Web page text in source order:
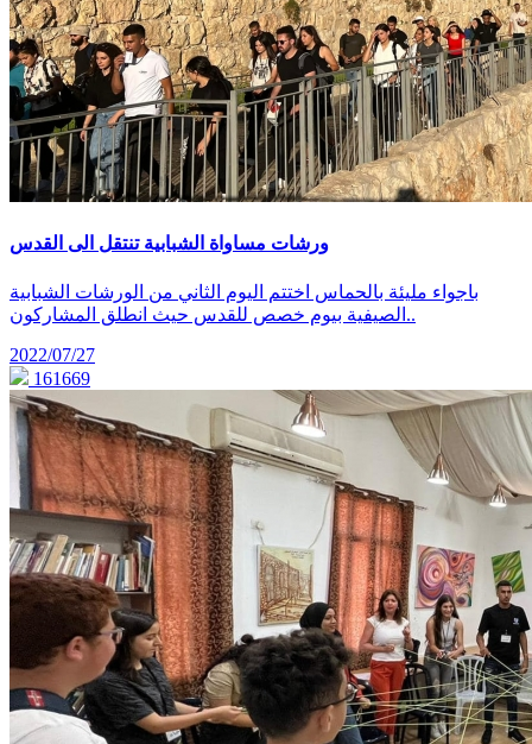
ورشات مساواة الشبابية تنتقل الى القدس
باجواء مليئة بالحماس اختتم اليوم الثاني من الورشات الشبابية
الصيفية بيوم خصص للقدس حيث انطلق المشاركون..
2022/07/27
161669